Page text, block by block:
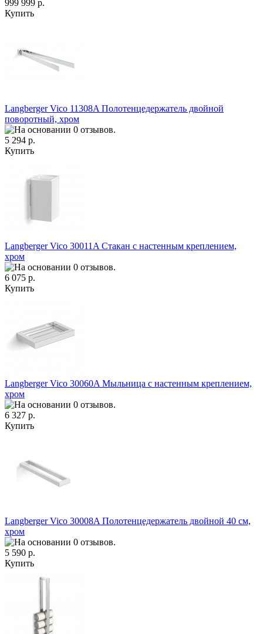
999 999 р.
Купить
Langberger Vico 11308A Полотенцедержатель двойной
поворотный, хром
5 294 р.
Купить
Langberger Vico 30011A Стакан с настенным креплением,
хром
6 075 р.
Купить
Langberger Vico 30060A Мыльница с настенным креплением,
хром
6 327 р.
Купить
Langberger Vico 30008A Полотенцедержатель двойной 40 см,
хром
5 590 р.
Купить